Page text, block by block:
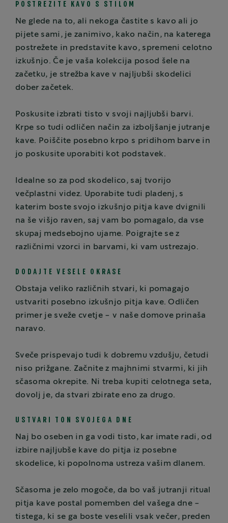
POSTREZITE KAVO S STILOM
Ne glede na to, ali nekoga častite s kavo ali jo
pijete sami, je zanimivo, kako način, na katerega
postrežete in predstavite kavo, spremeni celotno
izkušnjo. Če je vaša kolekcija posod šele na
začetku, je strežba kave v najljubši skodelici
dober začetek.
Poskusite izbrati tisto v svoji najljubši barvi.
Krpe so tudi odličen način za izboljšanje jutranje
kave. Poiščite posebno krpo s pridihom barve in
jo poskusite uporabiti kot podstavek.
Idealne so za pod skodelico, saj tvorijo
večplastni videz. Uporabite tudi pladenj, s
katerim boste svojo izkušnjo pitja kave dvignili
na še višjo raven, saj vam bo pomagalo, da vse
skupaj medsebojno ujame. Poigrajte se z
različnimi vzorci in barvami, ki vam ustrezajo.
DODAJTE VESELE OKRASE
Obstaja veliko različnih stvari, ki pomagajo
ustvariti posebno izkušnjo pitja kave. Odličen
primer je sveže cvetje - v naše domove prinaša
naravo.
Sveče prispevajo tudi k dobremu vzdušju, četudi
niso prižgane. Začnite z majhnimi stvarmi, ki jih
sčasoma okrepite. Ni treba kupiti celotnega seta,
dovolj je, da stvari zbirate eno za drugo.
USTVARI TON SVOJEGA DNE
Naj bo oseben in ga vodi tisto, kar imate radi, od
izbire najljubše kave do pitja iz posebne
skodelice, ki popolnoma ustreza vašim dlanem.
Sčasoma je zelo mogoče, da bo vaš jutranji ritual
pitja kave postal pomemben del vašega dne -
tistega, ki se ga boste veselili vsak večer, preden